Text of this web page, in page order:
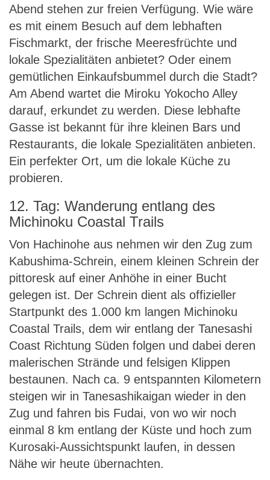
Abend stehen zur freien Verfügung. Wie wäre
es mit einem Besuch auf dem lebhaften
Fischmarkt, der frische Meeresfrüchte und
lokale Spezialitäten anbietet? Oder einem
gemütlichen Einkaufsbummel durch die Stadt?
Am Abend wartet die Miroku Yokocho Alley
darauf, erkundet zu werden. Diese lebhafte
Gasse ist bekannt für ihre kleinen Bars und
Restaurants, die lokale Spezialitäten anbieten.
Ein perfekter Ort, um die lokale Küche zu
probieren.
12. Tag: Wanderung entlang des
Michinoku Coastal Trails
Von Hachinohe aus nehmen wir den Zug zum
Kabushima-Schrein, einem kleinen Schrein der
pittoresk auf einer Anhöhe in einer Bucht
gelegen ist. Der Schrein dient als offizieller
Startpunkt des 1.000 km langen Michinoku
Coastal Trails, dem wir entlang der Tanesashi
Coast Richtung Süden folgen und dabei deren
malerischen Strände und felsigen Klippen
bestaunen. Nach ca. 9 entspannten Kilometern
steigen wir in Tanesashikaigan wieder in den
Zug und fahren bis Fudai, von wo wir noch
einmal 8 km entlang der Küste und hoch zum
Kurosaki-Aussichtspunkt laufen, in dessen
Nähe wir heute übernachten.